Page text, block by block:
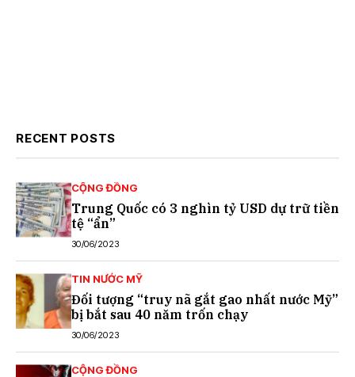
RECENT POSTS
CỘNG ĐỒNG
Trung Quốc có 3 nghìn tỷ USD dự trữ tiền
tệ “ẩn”
30/06/2023
TIN NƯỚC MỸ
Đối tượng “truy nã gắt gao nhất nước Mỹ”
bị bắt sau 40 năm trốn chạy
30/06/2023
CỘNG ĐỒNG